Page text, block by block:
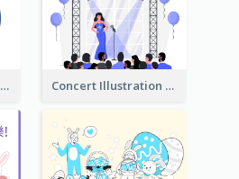
Christmas Jesus Illustration Concert Illustration